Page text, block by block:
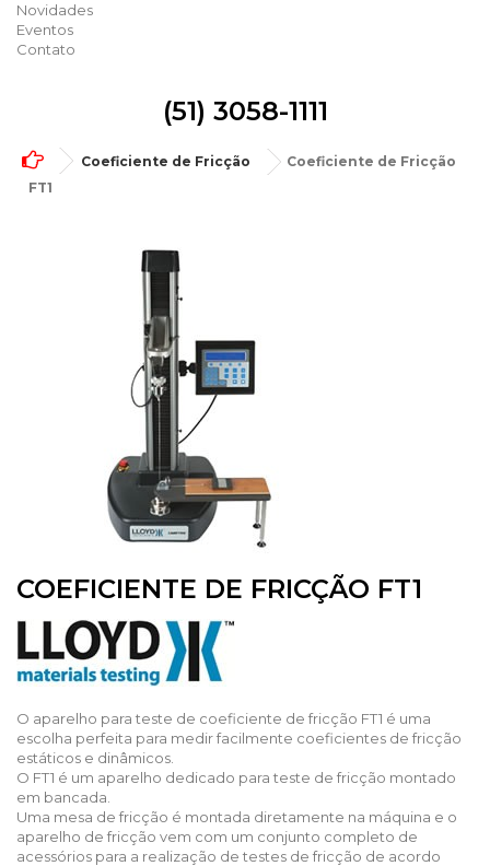
Novidades
Eventos
Contato
(51) 3058-1111
Coeficiente de Fricção
Coeficiente de Fricção
FT1
COEFICIENTE DE FRICÇÃO FT1
O aparelho para teste de coeficiente de fricção FT1 é uma
escolha perfeita para medir facilmente coeficientes de fricção
estáticos e dinâmicos.
O FT1 é um aparelho dedicado para teste de fricção montado
em bancada.
Uma mesa de fricção é montada diretamente na máquina e o
aparelho de fricção vem com um conjunto completo de
acessórios para a realização de testes de fricção de acordo